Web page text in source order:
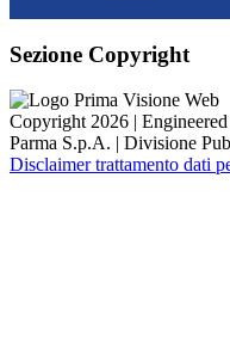
Sezione Copyright
Copyright 2026 |
Parma S.p.A. | Divisione
Disclaimer trattamento dati